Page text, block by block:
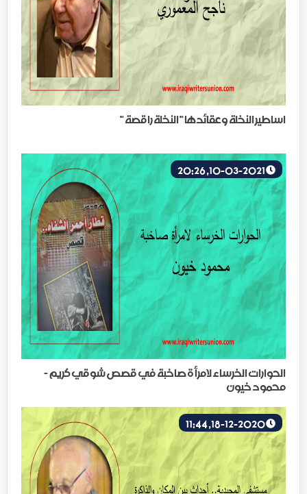
اساطير النخلة وعقائدها " النخلة راقصة "
الحوارات الخرساء لامرأة صاخبة في قصص شوقي كريم -
محمود خيون